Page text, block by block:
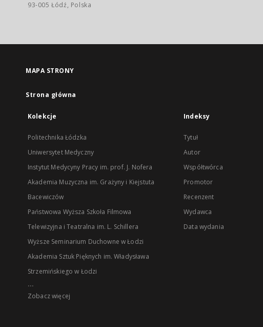
93-005 Łódź, Polska
MAPA STRONY
Strona główna
Kolekcje
Politechnika Łódzka
Uniwersytet Medyczny
Instytut Medycyny Pracy im. prof. J. Nofera
Akademia Muzyczna im. Grażyny i Kiejstuta
Bacewiczów
Państwowa Wyższa Szkoła Filmowa
Telewizyjna i Teatralna im. L. Schillera
Wyższe Seminarium Duchowne w Łodzi
Akademia Sztuk Pięknych im. Władysława
Strzemińskiego w Łodzi
...
Zobacz więcej
Indeksy
Tytuł
Autor
Współtwórca
Promotor
Recenzent
Wydawca
Data wydania